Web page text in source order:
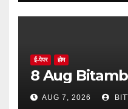
ई-पेपर होम
8 Aug
AUG 7, 2026